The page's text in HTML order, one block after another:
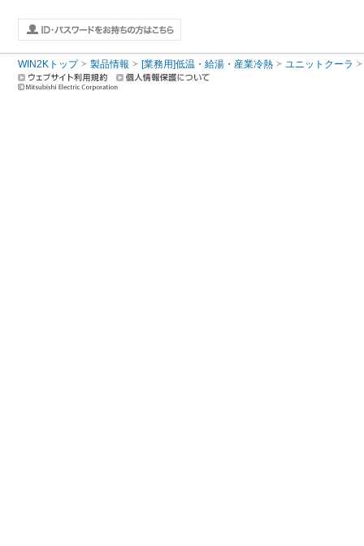
WIN2Kトップ 製品情報 [業務用]低温・給湯・産業冷熱 ユニットクーラ